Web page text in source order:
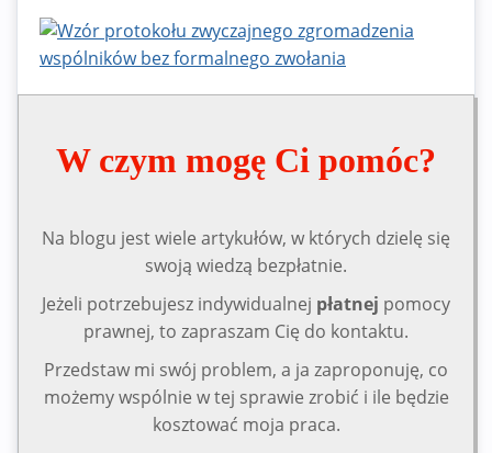
W czym mogę Ci pomóc?
Na blogu jest wiele artykułów, w których dzielę się
swoją wiedzą bezpłatnie.
Jeżeli potrzebujesz indywidualnej płatnej pomocy
prawnej, to zapraszam Cię do kontaktu.
Przedstaw mi swój problem, a ja zaproponuję, co
możemy wspólnie w tej sprawie zrobić i ile będzie
kosztować moja praca.